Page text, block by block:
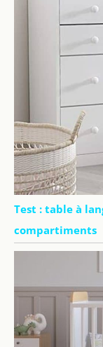
Test : table à
compartiments